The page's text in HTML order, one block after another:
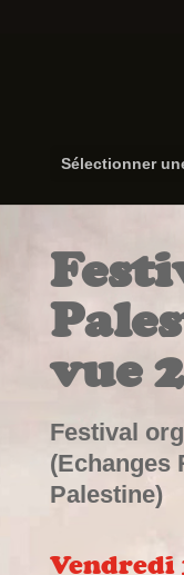
Sélectionner
vue
Festival
(Echanges
Palestine)
Vendredi